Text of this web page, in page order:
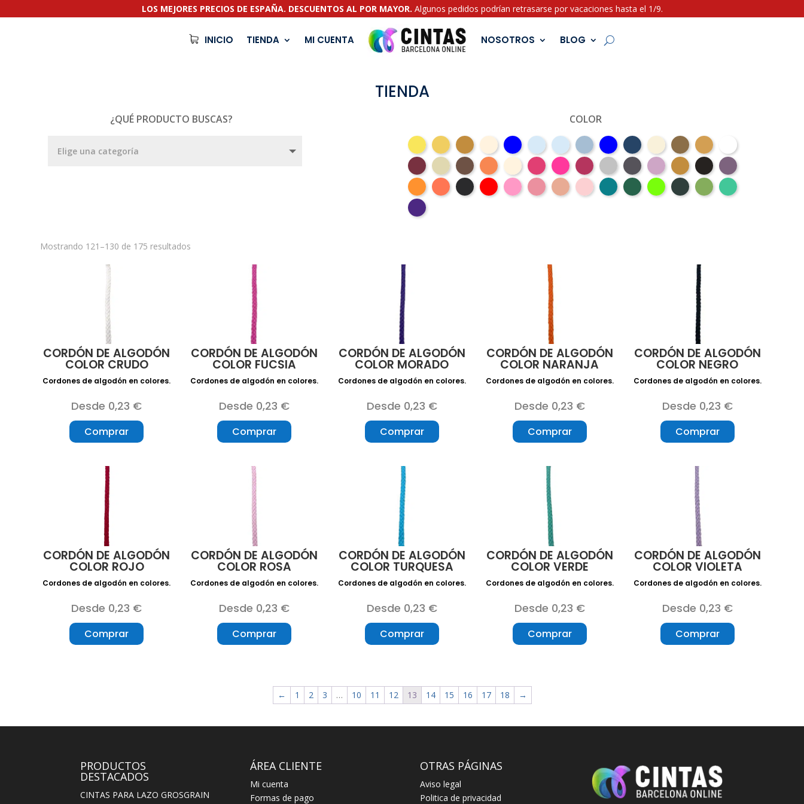
LOS MEJORES PRECIOS DE ESPAÑA. DESCUENTOS AL POR MAYOR. Algunos pedidos podrían retrasarse por vacaciones hasta el 1/9.
INICIO TIENDA MI CUENTA NOSOTROS BLOG
TIENDA
¿QUÉ PRODUCTO BUSCAS? COLOR
Mostrando 121–130 de 175 resultados
CORDÓN DE ALGODÓN
COLOR CRUDO
Cordones de algodón en colores.
Desde 0,23 €
Comprar
CORDÓN DE ALGODÓN
COLOR FUCSIA
Cordones de algodón en colores.
Desde 0,23 €
Comprar
CORDÓN DE ALGODÓN
COLOR MORADO
Cordones de algodón en colores.
Desde 0,23 €
Comprar
CORDÓN DE ALGODÓN
COLOR NARANJA
Cordones de algodón en colores.
Desde 0,23 €
Comprar
CORDÓN DE ALGODÓN
COLOR NEGRO
Cordones de algodón en colores.
Desde 0,23 €
Comprar
CORDÓN DE ALGODÓN
COLOR ROJO
Cordones de algodón en colores.
Desde 0,23 €
Comprar
CORDÓN DE ALGODÓN
COLOR ROSA
Cordones de algodón en colores.
Desde 0,23 €
Comprar
CORDÓN DE ALGODÓN
COLOR TURQUESA
Cordones de algodón en colores.
Desde 0,23 €
Comprar
CORDÓN DE ALGODÓN
COLOR VERDE
Cordones de algodón en colores.
Desde 0,23 €
Comprar
CORDÓN DE ALGODÓN
COLOR VIOLETA
Cordones de algodón en colores.
Desde 0,23 €
Comprar
← 1 2 3 … 10 11 12 13 14 15 16 17 18 →
PRODUCTOS
DESTACADOS
CINTAS PARA LAZO GROSGRAIN
ÁREA CLIENTE
Mi cuenta
Formas de pago
OTRAS PÁGINAS
Aviso legal
Politica de privacidad